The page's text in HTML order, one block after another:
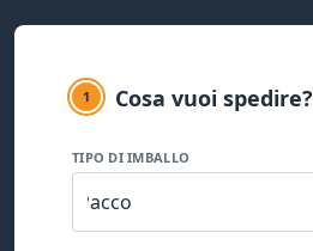
1 Cosa vuoi spedire?
TIPO DI IMBALLO